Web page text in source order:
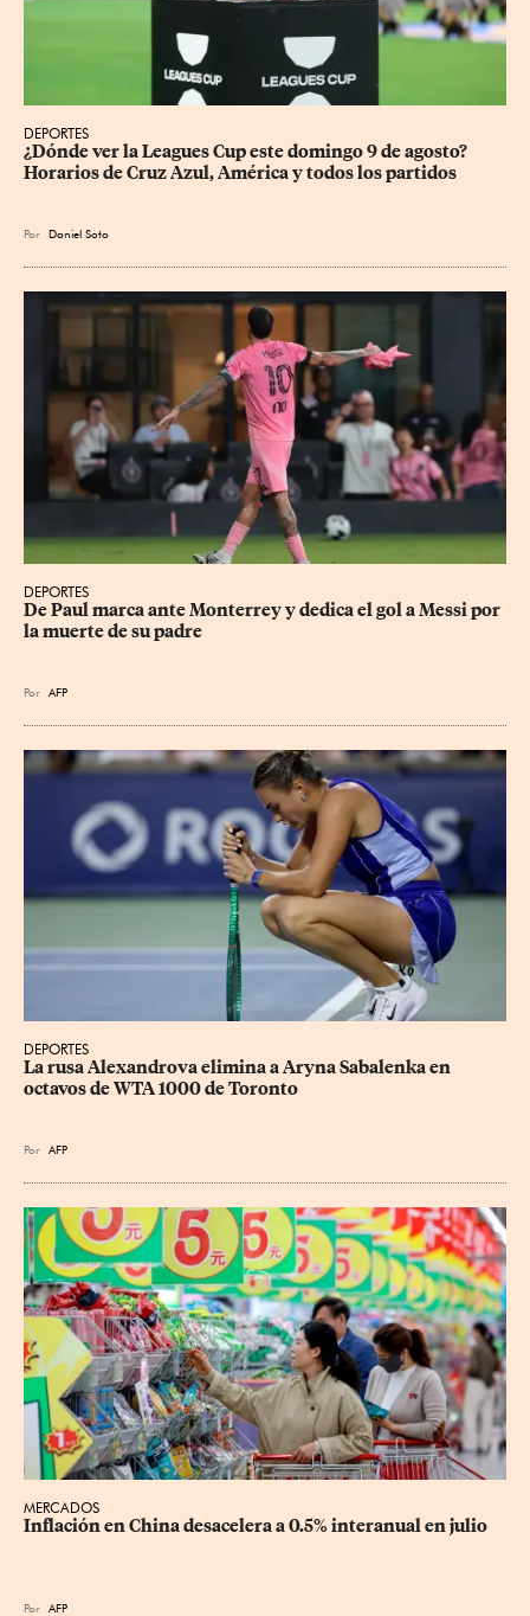
DEPORTES
¿Dónde ver la Leagues Cup este domingo 9 de agosto?
Horarios de Cruz Azul, América y todos los partidos
Por Daniel Soto
DEPORTES
De Paul marca ante Monterrey y dedica el gol a Messi por
la muerte de su padre
Por AFP
DEPORTES
La rusa Alexandrova elimina a Aryna Sabalenka en
octavos de WTA 1000 de Toronto
Por AFP
MERCADOS
Inflación en China desacelera a 0.5% interanual en julio
Por AFP